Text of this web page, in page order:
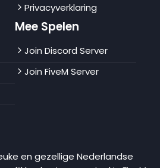
Privacyverklaring
Mee Spelen
Join Discord Server
Join FiveM Server
en gezellige Nederlandse